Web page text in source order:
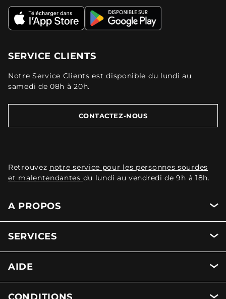
SERVICE CLIENTS
Notre Service Clients est disponible du lundi au
samedi de 08h à 20h.
CONTACTEZ-NOUS
Retrouvez notre service pour les personnes sourdes
et malentendantes du lundi au vendredi de 9h à 18h.
A PROPOS
SERVICES
AIDE